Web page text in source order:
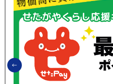
前のスライドを表示